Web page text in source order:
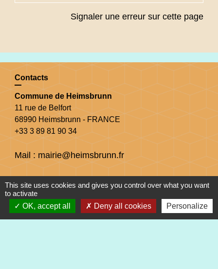
Signaler une erreur sur cette page
Contacts
Commune de Heimsbrunn
11 rue de Belfort
68990 Heimsbrunn - FRANCE
+33 3 89 81 90 34
Mail : mairie@heimsbrunn.fr
Horaires d'ouverture
Jusqu'au 31 août :
Lundi : 8h à 15h
This site uses cookies and gives you control over what you want
to activate
OK, accept all
Deny all cookies Personalize